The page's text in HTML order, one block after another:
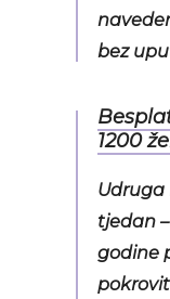
bez
1200
Udruga
tjedan
godine